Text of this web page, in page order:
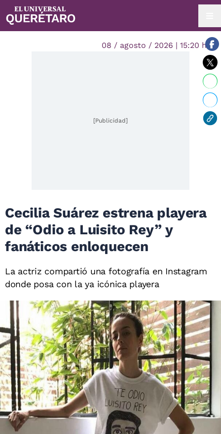
08 / agosto / 2026 | 15:20 hrs.
[Publicidad]
Cecilia Suárez estrena playera
de “Odio a Luisito Rey” y
fanáticos enloquecen
La actriz compartió una fotografía en Instagram
donde posa con la ya icónica playera